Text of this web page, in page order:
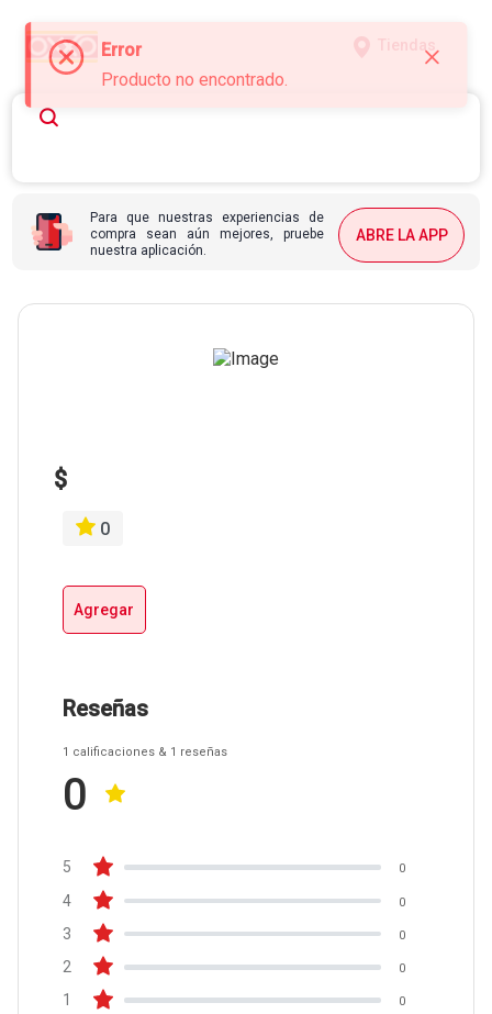
Error
Producto no encontrado.
Tiendas
Para que nuestras experiencias de
compra sean aún mejores, pruebe
nuestra aplicación.
ABRE LA APP
$
0
Agregar
Reseñas
1 calificaciones & 1 reseñas
0
5 0
4 0
3 0
2 0
1 0